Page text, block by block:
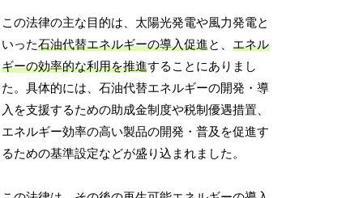
この法律の主な目的は、太陽光発電や風力発電と
いった石油代替エネルギーの導入促進と、エネル
ギーの効率的な利用を推進することにありまし
た。具体的には、石油代替エネルギーの開発・導
入を支援するための助成金制度や税制優遇措置、
エネルギー効率の高い製品の開発・普及を促進す
るための基準設定などが盛り込まれました。